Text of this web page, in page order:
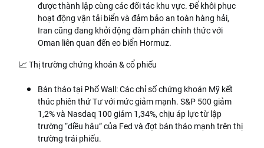
được thành lập cùng các đối tác khu vực. Để khôi phục
hoạt động vận tải biển và đảm bảo an toàn hàng hải,
Iran cũng đang khởi động đàm phán chính thức với
Oman liên quan đến eo biển Hormuz.
📈 Thị trường chứng khoán & cổ phiếu
Bán tháo tại Phố Wall: Các chỉ số chứng khoán Mỹ kết
thúc phiên thứ Tư với mức giảm mạnh. S&P 500 giảm
1,2% và Nasdaq 100 giảm 1,34%, chịu áp lực từ lập
trường “diều hâu” của Fed và đợt bán tháo mạnh trên thị
trường trái phiếu.